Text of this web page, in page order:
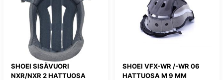
SHOEI SISÄVUORI
NXR/NXR 2 HATTUOSA
SHOEI VFX-WR /-WR 06
HATTUOSA M 9 MM